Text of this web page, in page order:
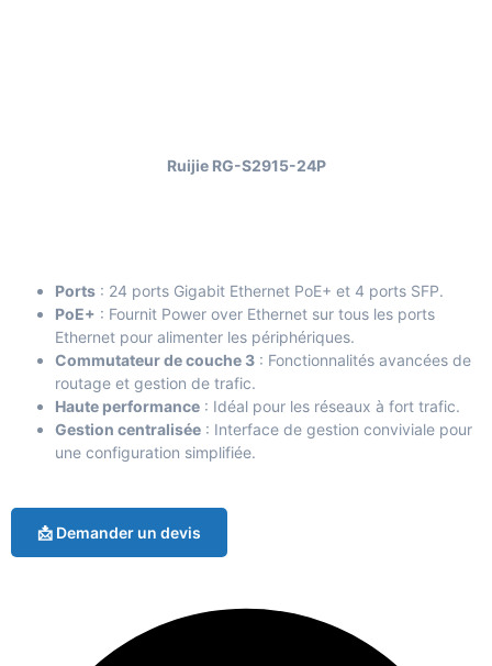
Ruijie RG-S2915-24P
Ports : 24 ports Gigabit Ethernet PoE+ et 4 ports SFP.
PoE+ : Fournit Power over Ethernet sur tous les ports
Ethernet pour alimenter les périphériques.
Commutateur de couche 3 : Fonctionnalités avancées de
routage et gestion de trafic.
Haute performance : Idéal pour les réseaux à fort trafic.
Gestion centralisée : Interface de gestion conviviale pour
une configuration simplifiée.
📩 Demander un devis